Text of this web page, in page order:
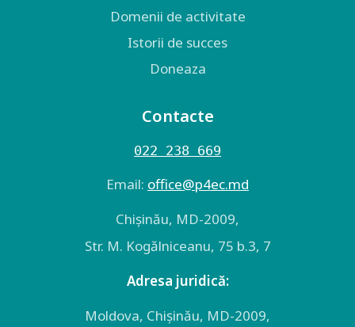
Domenii de activitate
Istorii de succes
Doneaza
Contacte
022 238 669
Email: оffice@p4ec.md
Chişinău, MD-2009,
Str. M. Kogălniceanu, 75 b.3, 7
Adresa juridică:
Moldova, Chişinău, MD-2009,